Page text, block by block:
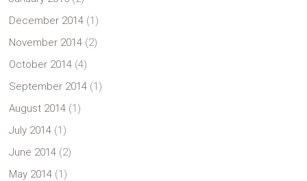
December 2014 (1)
November 2014 (2)
October 2014 (4)
September 2014 (1)
August 2014 (1)
July 2014 (1)
June 2014 (2)
May 2014 (1)